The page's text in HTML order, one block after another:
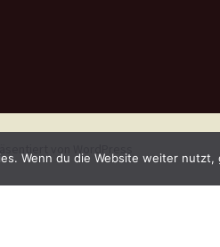
Wenn du die Website weiter